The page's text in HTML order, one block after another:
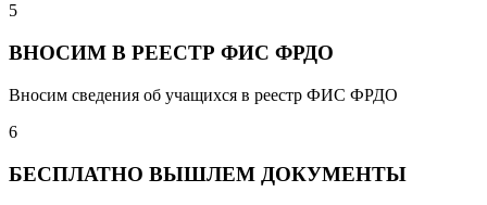
5
ВНОСИМ В РЕЕСТР ФИС ФРДО
Вносим сведения об учащихся в реестр ФИС ФРДО
6
БЕСПЛАТНО ВЫШЛЕМ ДОКУМЕНТЫ